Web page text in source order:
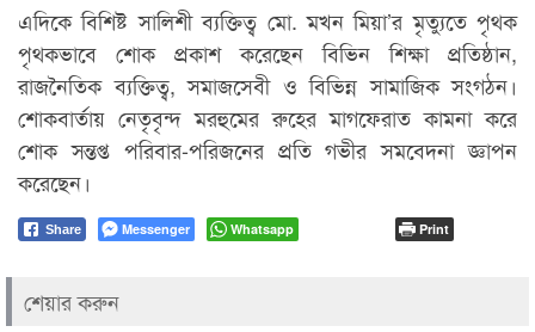
এদিকে বিশিষ্ট সালিশী ব্যক্তিত্ব মো. মখন মিয়া’র মৃত্যুতে পৃথক
পৃথকভাবে শোক প্রকাশ করেছেন বিভিন শিক্ষা প্রতিষ্ঠান,
রাজনৈতিক ব্যক্তিত্ব, সমাজসেবী ও বিভিন্ন সামাজিক সংগঠন।
শোকবার্তায় নেতৃবৃন্দ মরহুমের রুহের মাগফেরাত কামনা করে
শোক সন্তপ্ত পরিবার-পরিজনের প্রতি গভীর সমবেদনা জ্ঞাপন
করেছেন।
Share Messenger Whatsapp Print
শেয়ার করুন